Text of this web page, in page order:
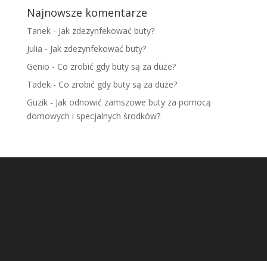
Najnowsze komentarze
Tanek- Jak zdezynfekować buty?
Julia - Jak zdezynfekować buty?
Genio - Co zrobić gdy buty są za duże?
Tadek- Co zrobić gdy buty są za duże?
Guzik- Jak odnowić zamszowe buty za pomocą
domowych i specjalnych środków?